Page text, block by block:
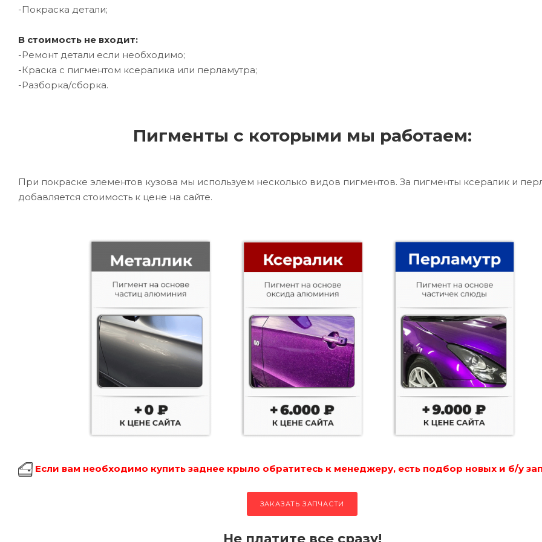
-Покраска детали;
В стоимость не входит:
-Ремонт детали если необходимо;
-Краска с пигментом ксералика или перламутра;
-Разборка/сборка.
Пигменты с которыми мы работаем:
При покраске элементов кузова мы используем несколько видов пигментов. За пигменты ксералик и
добавляется стоимость к цене на сайте.
Если вам необходимо купить заднее крыло обратитесь к менеджеру, есть подбор новых и б/у
ЗАКАЗАТЬ ЗАПЧАСТИ
Не платите все сразу!